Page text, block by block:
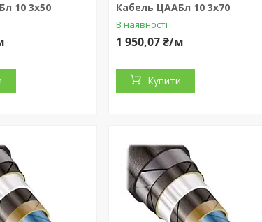
10 3x50 Кабель ЦААБл 10 3x70
В наявності
1 950,07 ₴/м
Купити